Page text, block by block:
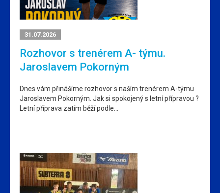
31.07.2026
Rozhovor s trenérem A- týmu.
Jaroslavem Pokorným
Dnes vám přinášíme rozhovor s naším trenérem A-týmu
Jaroslavem Pokorným. Jak si spokojený s letní přípravou ?
Letní příprava zatím běží podle…